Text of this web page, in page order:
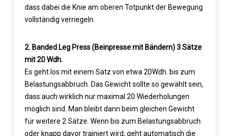
dass dabei die Knie am oberen Totpunkt der Bewegung
vollständig verriegeln.
2. Banded Leg Press (Beinpresse mit Bändern) 3 Sätze
mit 20 Wdh.
Es geht los mit einem Satz von etwa 20Wdh. bis zum
Belastungsabbruch. Das Gewicht sollte so gewählt sein,
dass auch wirklich nur maximal 20 Wiederholungen
möglich sind. Man bleibt dann beim gleichen Gewicht
für weitere 2 Sätze. Wenn bis zum Belastungsabbruch
oder knapp davor trainiert wird, geht automatisch die